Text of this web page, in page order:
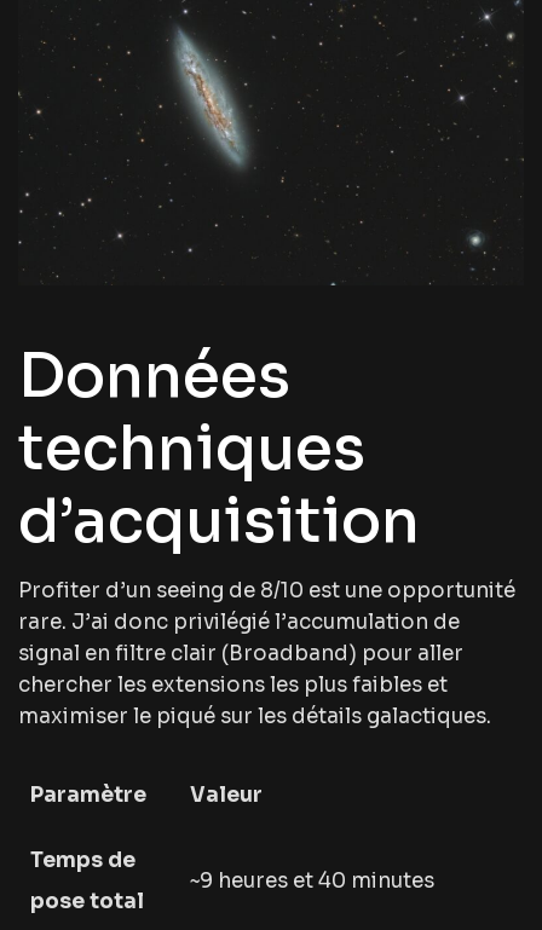
Données
techniques
d’acquisition
Profiter d’un seeing de 8/10 est une opportunité
rare. J’ai donc privilégié l’accumulation de
signal en filtre clair (Broadband) pour aller
chercher les extensions les plus faibles et
maximiser le piqué sur les détails galactiques.
Paramètre Valeur
Temps de
pose total
~9 heures et 40 minutes